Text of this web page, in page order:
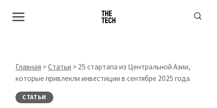
Главная >Статьи > 25 стартапа из Центральной Азии,
которые привлекли инвестиции в сентябре 2025 года
СТАТЬИ